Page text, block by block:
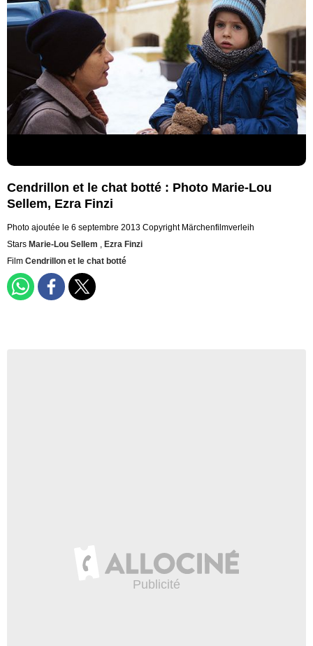
Cendrillon et le chat botté : Photo Marie-Lou
Sellem, Ezra Finzi
Photo ajoutée le 6 septembre 2013 Copyright Märchenfilmverleih
Stars Marie-Lou Sellem , Ezra Finzi
Film Cendrillon et le chat botté